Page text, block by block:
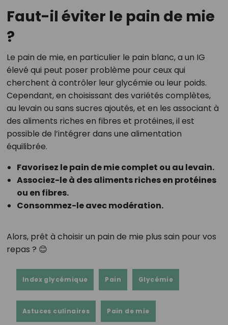
Faut-il éviter le pain de mie
?
Le pain de mie, en particulier le pain blanc, a un IG
élevé qui peut poser problème pour ceux qui
cherchent à contrôler leur glycémie ou leur poids.
Cependant, en choisissant des variétés complètes,
au levain ou sans sucres ajoutés, et en les associant à
des aliments riches en fibres et protéines, il est
possible de l’intégrer dans une alimentation
équilibrée.
Favorisez le pain de mie complet ou au levain.
Associez-le à des aliments riches en protéines
ou en fibres.
Consommez-le avec modération.
Alors, prêt à choisir un pain de mie plus sain pour vos
repas ? 😊
Index glycémique Pain Glycémie
Astuces culinaires Pain de mie